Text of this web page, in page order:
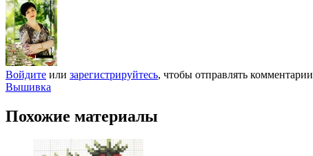
Войдите или зарегистрируйтесь, чтобы отправлять комментарии
Вышивка
Похожие материалы